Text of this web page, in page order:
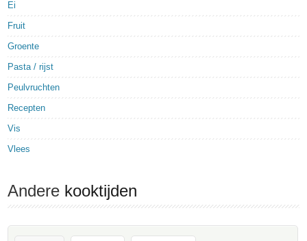
Ei
Fruit
Groente
Pasta / rijst
Peulvruchten
Recepten
Vis
Vlees
Andere kooktijden